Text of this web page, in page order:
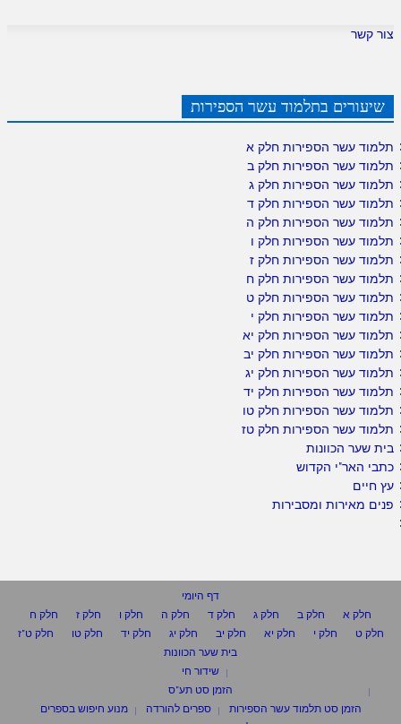
צור קשר
שיעורים בתלמוד עשר הספירות
תלמוד עשר הספירות חלק א
תלמוד עשר הספירות חלק ב
תלמוד עשר הספירות חלק ג
תלמוד עשר הספירות חלק ד
תלמוד עשר הספירות חלק ה
תלמוד עשר הספירות חלק ו
תלמוד עשר הספירות חלק ז
תלמוד עשר הספירות חלק ח
תלמוד עשר הספירות חלק ט
תלמוד עשר הספירות חלק י
תלמוד עשר הספירות חלק יא
תלמוד עשר הספירות חלק יב
תלמוד עשר הספירות חלק יג
תלמוד עשר הספירות חלק יד
תלמוד עשר הספירות חלק טו
תלמוד עשר הספירות חלק טז
בית שער הכוונות
כתבי האר"י הקדוש
עץ חיים
פנים מאירות ומסבירות
דף היומי
חלק א
חלק ב חלק ג חלק ד חלק ה חלק ו חלק ז
חלק ח
חלק ט
חלק י חלק יא חלק יב חלק יג חלק יד חלק טו
חלק ט"ז
בית שער הכוונות
שידור חי
הזמן סט תע"ס
הזמן סט תלמוד עשר הספירות
ספרים להורדה
מנוע חיפוש בספרים